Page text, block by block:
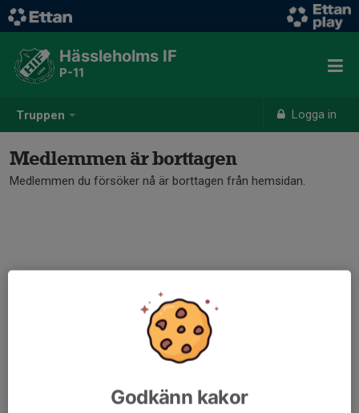
Truppen Logga in
Hässleholms IF
P-11
Medlemmen är borttagen
Medlemmen du försöker nå är borttagen från hemsidan.
Godkänn kakor